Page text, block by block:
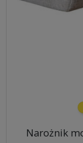
Narożnik